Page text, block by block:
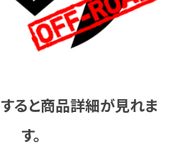
ると商品詳細が見れま
す。